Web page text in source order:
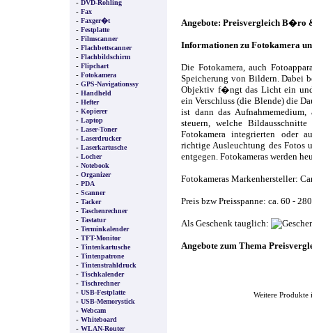
- DVD-Rohling
- Fax
- Faxger�t
- Festplatte
- Filmscanner
- Flachbettscanner
- Flachbildschirm
- Flipchart
- Fotokamera
- GPS-Navigationssy
- Handheld
- Hefter
- Kopierer
- Laptop
- Laser-Toner
- Laserdrucker
- Laserkartusche
- Locher
- Notebook
- Organizer
- PDA
- Scanner
- Tacker
- Taschenrechner
- Tastatur
- Terminkalender
- TFT-Monitor
- Tintenkartusche
- Tintenpatrone
- Tintenstrahldruck
- Tischkalender
- Tischrechner
- USB-Festplatte
- USB-Memorystick
- Webcam
- Whiteboard
- WLAN-Router
Angebote: Preisvergleich B�ro
Informationen zu Fotokamera
Die Fotokamera, auch
Speicherung von Bildern. Dabei
Objektiv f�ngt das Licht ein
ein Verschluss (die Blende) die
ist dann das
steuern, welche
Fotokamera integrierten oder
richtige Ausleuchtung des Fotos
entgegen. Fotokameras werden
Fotokameras Markenhersteller:
Preis bzw Preisspanne: ca. 60 -
Als Geschenk tauglich:
Angebote zum Thema
Weitere Produkte